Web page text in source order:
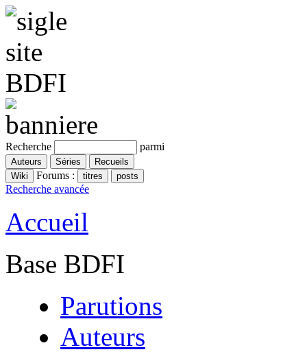
Recherche parmi
Forums :
Recherche avancée
Accueil
Base BDFI
Parutions
Auteurs